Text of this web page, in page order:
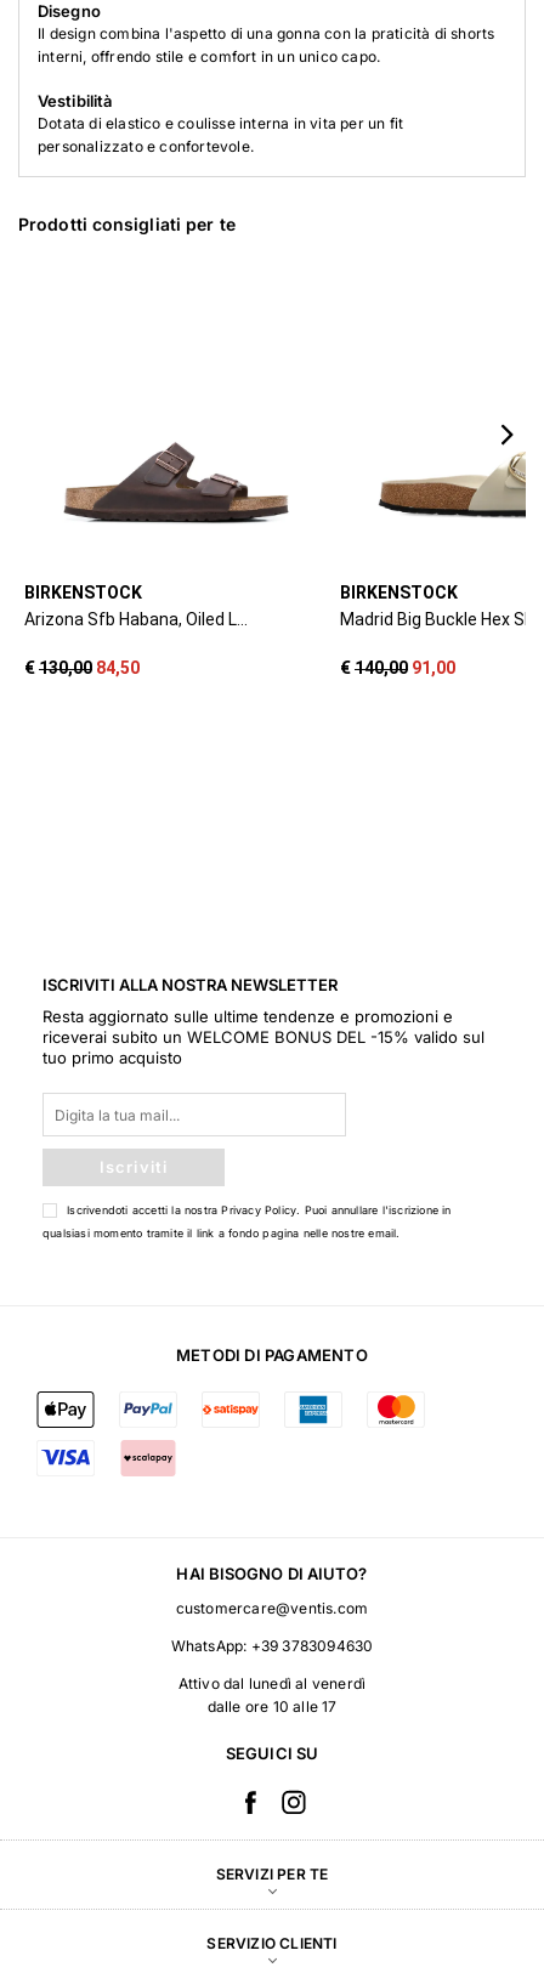
Disegno
Il design combina l'aspetto di una gonna con la praticità di shorts
interni, offrendo stile e comfort in un unico capo.
Vestibilità
Dotata di elastico e coulisse interna in vita per un fit
personalizzato e confortevole.
Prodotti consigliati per te
ISCRIVITI ALLA NOSTRA NEWSLETTER
Resta aggiornato sulle ultime tendenze e promozioni e
riceverai subito un WELCOME BONUS DEL -15% valido sul
tuo primo acquisto
Iscriviti
Iscrivendoti accetti la nostraPrivacy Policy . Puoi annullare l'iscrizione in
qualsiasi momento tramite il link a fondo pagina nelle nostre email.
METODI DI PAGAMENTO
HAI BISOGNO DI AIUTO?
customercare@ventis.com
WhatsApp: +39 3783094630
Attivo dal lunedì al venerdì
dalle ore 10 alle 17
SEGUICI SU
SERVIZI PER TE
SERVIZIO CLIENTI